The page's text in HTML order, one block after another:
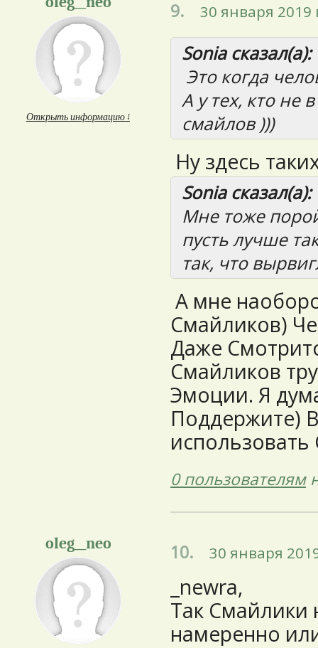
Открыть информацию ↓
9. 30 января 2019
Sonia сказал(а):
Это когда
А у тех, кто не
смайлов )))
Ну здесь
Sonia сказал(а):
Мне тоже
пусть лучше
так, что
А мне
Смайликов)
Даже
Смайликов
Эмоции. Я
Поддержите)
0 пользователям
oleg__neo 10. 30 января
_newra,
Так Смайлики
намеренно